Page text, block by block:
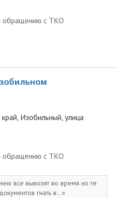
обращению с ТКО
Изобильный, улица
обращению с ТКО
все вывозят во время но те
гнать в...